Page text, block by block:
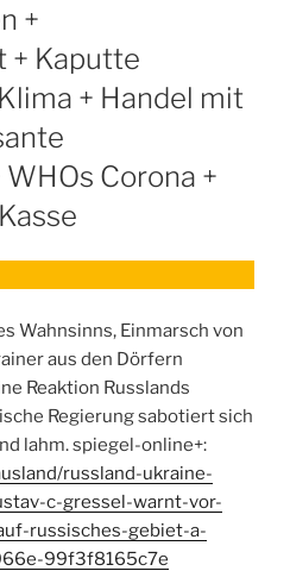
+
+ Kaputte
+ Handel mit
Corona +
Wahnsinns, Einmarsch von
aus den Dörfern
Reaktion Russlands
Regierung sabotiert sich
lahm. spiegel-online+:
russland-ukraine-
c-gressel-warnt-vor-
russisches-gebiet-a-
99f3f8165c7e